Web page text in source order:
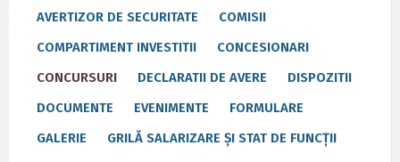
AVERTIZOR DE SECURITATE
COMISII
COMPARTIMENT INVESTITII
CONCESIONARI
CONCURSURI
DECLARATII DE AVERE
DISPOZITII
DOCUMENTE
EVENIMENTE
FORMULARE
GALERIE
GRILĂ SALARIZARE ȘI STAT DE FUNCȚII